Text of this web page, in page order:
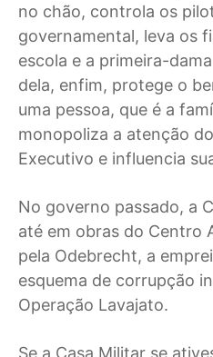
no chão, controla os
governamental, leva os
escola e a primeira-
dela, enfim, protege o
uma pessoa, que é a
monopoliza a atenção
Executivo e influencia
No governo passado, a
até em obras do Centro
pela Odebrecht, a
esquema de corrupção
Operação Lavajato.
Se a Casa Militar se